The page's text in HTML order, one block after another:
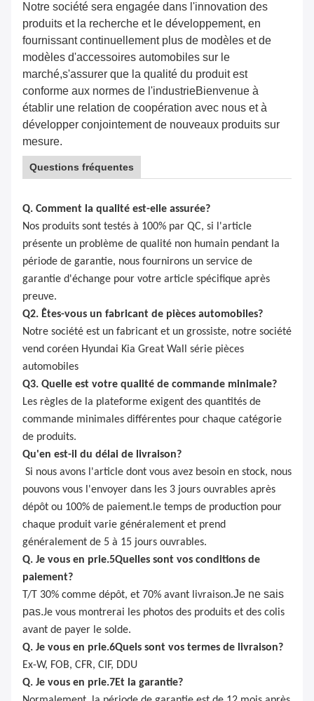
Notre société sera engagée dans l'innovation des
produits et la recherche et le développement, en
fournissant continuellement plus de modèles et de
modèles d'accessoires automobiles sur le
marché,s'assurer que la qualité du produit est
conforme aux normes de l'industrieBienvenue à
établir une relation de coopération avec nous et à
développer conjointement de nouveaux produits sur
mesure.
Questions fréquentes
Q. Comment la qualité est-elle assurée?
Nos produits sont testés à 100% par QC, si l'article
présente un problème de qualité non humain pendant la
période de garantie, nous fournirons un service de
garantie d'échange pour votre article spécifique après
preuve.
Q2. Êtes-vous un fabricant de pièces automobiles?
Notre société est un fabricant et un grossiste, notre société
vend coréen Hyundai Kia Great Wall série pièces
automobiles
Q3. Quelle est votre qualité de commande minimale?
Les règles de la plateforme exigent des quantités de
commande minimales différentes pour chaque catégorie
de produits.
Qu'en est-il du délai de livraison?
Si nous avons l'article dont vous avez besoin en stock, nous
pouvons vous l'envoyer dans les 3 jours ouvrables après
dépôt ou 100% de paiement.le temps de production pour
chaque produit varie généralement et prend
généralement de 5 à 15 jours ouvrables.
Q. Je vous en prie.5Quelles sont vos conditions de
paiement?
T/T 30% comme dépôt, et 70% avant livraison.Je ne sais
pas.Je vous montrerai les photos des produits et des colis
avant de payer le solde.
Q. Je vous en prie.6Quels sont vos termes de livraison?
Ex-W, FOB, CFR, CIF, DDU
Q. Je vous en prie.7Et la garantie?